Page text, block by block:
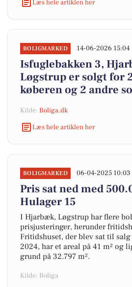
Læs hele artiklen her
BOLIGMARKED 14-06-2026 15:04
Isfuglebakken 3,
Løgstrup er solgt for
køberen og 2 andre
Kilde: Boliga.dk
Læs hele artiklen her
BOLIGMARKED 06-04-2025 10:03
Pris sat ned med
Hulager 15
I Hjarbæk, Løgstrup har flere
prisjusteringer, herunder
Fritidshuset, der blev sat til
2024, har et areal på 41 m² og
grund på 32.797 m².
Kilde: Boliga